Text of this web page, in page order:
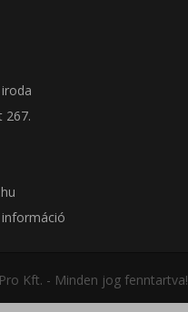
267.
Kft. - Minden jog fenntartva!